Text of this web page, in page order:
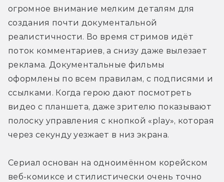
огромное внимание мелким деталям для
создания почти документальной
реалистичности. Во время стримов идёт
поток комментариев, а снизу даже вылезает
реклама. Документальные фильмы
оформлены по всем правилам, с подписями и
ссылками. Когда герою дают посмотреть
видео с планшета, даже зрителю показывают
полоску управления с кнопкой «play», которая
через секунду уезжает в низ экрана.
Сериал основан на одноимённом корейском
веб-комиксе и стилистически очень точно